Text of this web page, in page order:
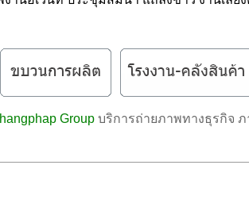
Group บริการถ่ายภาพทางธุรกิจ